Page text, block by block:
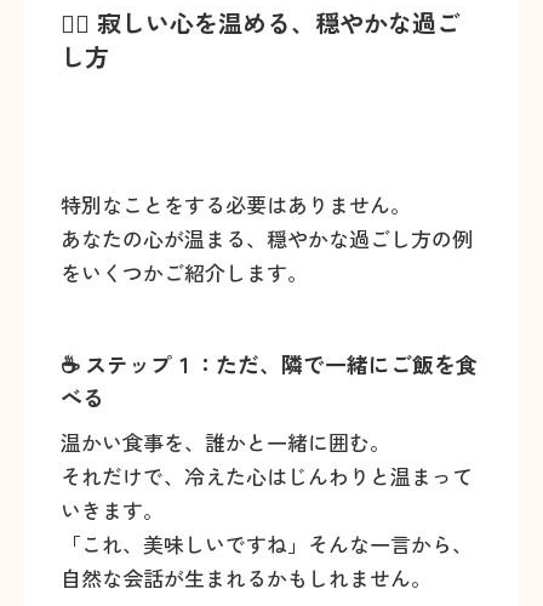
🚶‍♂️ 寂しい心を温める、穏やかな過ご
し方
特別なことをする必要はありません。
あなたの心が温まる、穏やかな過ごし方の例
をいくつかご紹介します。
☕ ステップ１：ただ、隣で一緒にご飯を食
べる
温かい食事を、誰かと一緒に囲む。
それだけで、冷えた心はじんわりと温まって
いきます。
「これ、美味しいですね」そんな一言から、
自然な会話が生まれるかもしれません。